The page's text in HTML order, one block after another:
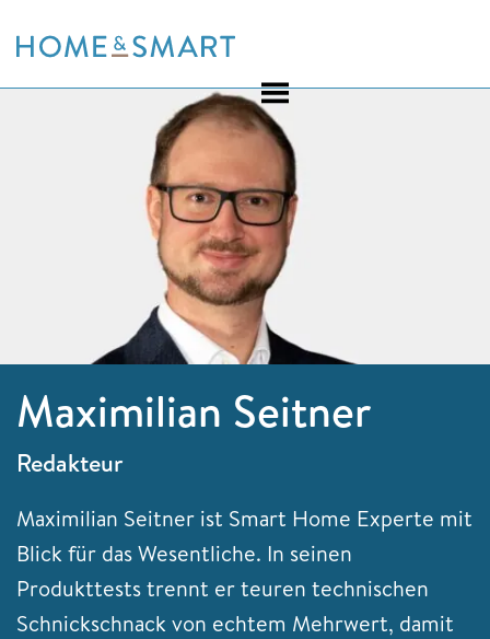
to
Maximilian Seitner
Redakteur
Maximilian Seitner ist Smart Home Experte mit
Blick für das Wesentliche. In seinen
Produkttests trennt er teuren technischen
Schnickschnack von echtem Mehrwert, damit